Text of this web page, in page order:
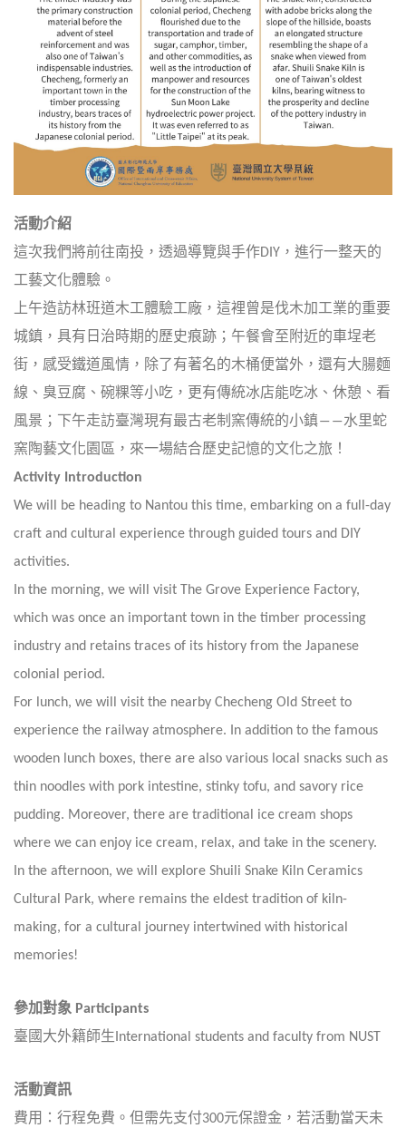
活動介紹
這次我們將前往南投，透過導覽與手作DIY ，進行一整天的
工藝文化體驗。
上午造訪林班道木工體驗工廠，這裡曾是伐木加工業的重要
城鎮，具有日治時期的歷史痕跡；午餐會至附近的車埕老
街，感受鐵道風情，除了有著名的木桶便當外，還有大腸麵
線、臭豆腐、碗粿等小吃，更有傳統冰店能吃冰、休憩、看
風景；下午走訪臺灣現有最古老制窯傳統的小鎮――水里蛇
窯陶藝文化園區， 來一場結合歷史記憶的文化之旅！
Activity Introduction
We will be heading to Nantou this time, embarking on a full-day
craft and cultural experience through guided tours and DIY
activities.
In the morning, we will visit The Grove Experience Factory,
which was once an important town in the timber processing
industry and retains traces of its history from the Japanese
colonial period.
For lunch, we will visit the nearby Checheng Old Street to
experience the railway atmosphere. In addition to the famous
wooden lunch boxes, there are also various local snacks such as
thin noodles with pork intestine, stinky tofu, and savory rice
pudding. Moreover, there are traditional ice cream shops
where we can enjoy ice cream, relax, and take in the scenery.
In the afternoon, we will explore Shuili Snake Kiln Ceramics
Cultural Park, where remains the eldest tradition of kiln-
making, for a cultural journey intertwined with historical
memories!
參加對象 Participants
臺國大外籍師生International students and faculty from NUST
活動資訊
費用：行程免費。但需先支付300元保證金，若活動當天未